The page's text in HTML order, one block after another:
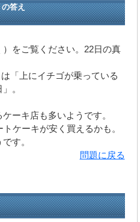
の答え
をご覧ください。22日の真
「上にイチゴが乗っている
。
ーキ店も多いようです。
ケーキが安く買えるかも。
す。
問題に戻る